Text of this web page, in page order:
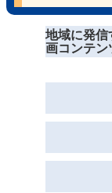
地域に発信
画コンテン